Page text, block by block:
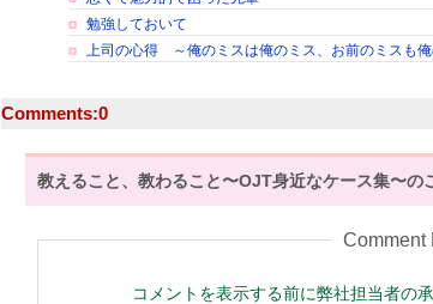
勉強しておいて
上司の心得 ～俺のミスは俺のミス、お前のミスも俺
Comments:0
教えること、教わること〜OJT身近なケース集〜の
Comment
コメントを表示する前に弊社担当者の